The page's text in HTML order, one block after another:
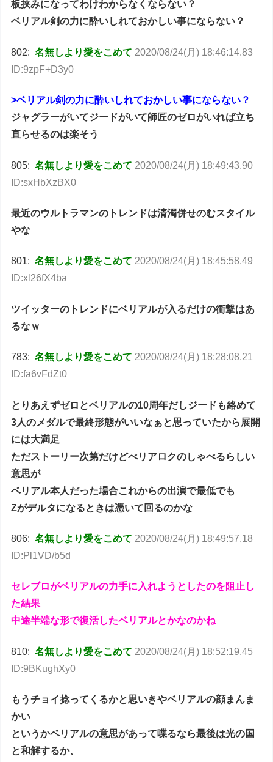
板挟みになってわけわからなくならない？
ベリアル剣の力に酔いしれておかしい事にならない？
802:名無しより愛をこめて 2020/08/24(月) 18:46:14.83
ID:9zpF+D3y0
>ベリアル剣の力に酔いしれておかしい事にならない？
ジャグラーがいてジードがいて師匠のゼロがいれば立ち
直らせるのは楽そう
805:名無しより愛をこめて 2020/08/24(月) 18:49:43.90
ID:sxHbXzBX0
最近のウルトラマンのトレンドは清濁併せのむスタイル
やな
801:名無しより愛をこめて 2020/08/24(月) 18:45:58.49
ID:xl26fX4ba
ツイッターのトレンドにベリアルが入るだけの衝撃はあ
るなｗ
783:名無しより愛をこめて 2020/08/24(月) 18:28:08.21
ID:fa6vFdZt0
とりあえずゼロとベリアルの10周年だしジードも絡めて
3人のメダルで最終形態がいいなぁと思っていたから展開
には大満足
ただストーリー次第だけどべリアロクのしゃべるらしい
意思が
ベリアル本人だった場合これからの出演で最低でも
Zがデルタになるときは憑いて回るのかな
806:名無しより愛をこめて 2020/08/24(月) 18:49:57.18
ID:Pl1VD/b5d
セレブロがベリアルの力手に入れようとしたのを阻止し
た結果
中途半端な形で復活したベリアルとかなのかね
810:名無しより愛をこめて 2020/08/24(月) 18:52:19.45
ID:9BKughXy0
もうチョイ捻ってくるかと思いきやベリアルの顔まんま
かい
というかベリアルの意思があって喋るなら最後は光の国
と和解するか、